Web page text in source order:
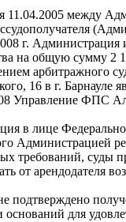
11.04.2005 между
г. Администрация
на общую сумму 2
арбитражного
16 в г.
Управление ФПС
в лице
Администрацией
требований, суды
от арендодателя
подтверждено
оснований для